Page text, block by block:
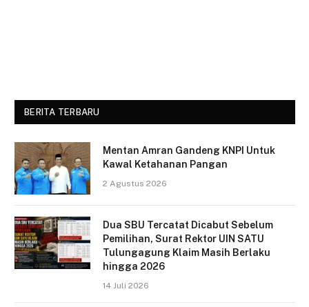
BERITA TERBARU
Mentan Amran Gandeng KNPI Untuk
Kawal Ketahanan Pangan
2 Agustus 2026
Dua SBU Tercatat Dicabut Sebelum
Pemilihan, Surat Rektor UIN SATU
Tulungagung Klaim Masih Berlaku
hingga 2026
14 Juli 2026